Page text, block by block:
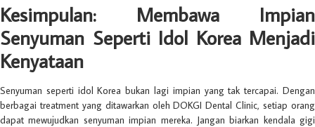
Kesimpulan: Membawa Impian
Senyuman Seperti Idol Korea Menjadi
Kenyataan
Senyuman seperti idol Korea bukan lagi impian yang tak tercapai. Dengan
berbagai treatment yang ditawarkan oleh DOKGI Dental Clinic, setiap orang
dapat mewujudkan senyuman impian mereka. Jangan biarkan kendala gigi